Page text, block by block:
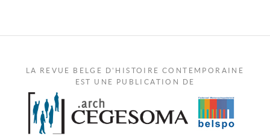
LA REVUE BELGE D'HISTOIRE CONTEMPORAINE
EST UNE PUBLICATION DE